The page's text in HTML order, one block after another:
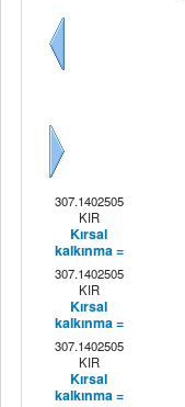
307.1402505
KIR
Kırsal
kalkınma =
307.1402505
KIR
Kırsal
kalkınma =
307.1402505
KIR
Kırsal
kalkınma =